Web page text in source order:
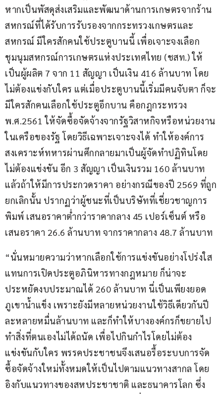
หากเป็นพัสดุส่งเสริมและพัฒนาด้านการเกษตรจากร้าน
สหกรณ์ที่ได้รับการรับรองจากกระทรวงเกษตรและ
สหกรณ์ มีใครสักคนใช้ประตูบานนี้ เพื่อเจาะจงเลือก
ชุมนุมสหกรณ์การเกษตรแห่งประเทศไทย (ชสท.) ให้
เป็นผู้ผลิต 7 จาก 11 สัญญา เป็นเงิน 416 ล้านบาท โดย
ไม่ต้องแข่งกับใคร แต่เมื่อประตูบานนี้เริ่มมีคนจับตา ก็จะ
มีใครสักคนเลือกใช้ประตูอีกบาน คือกฎกระทรวง
พ.ศ.2561 ให้จัดซื้อจัดจ้างจากรัฐวิสาหกิจหรือหน่วยงาน
ในเครือของรัฐ โดยวิธีเฉพาะเจาะจงได้ ทำให้องค์การ
สงเคราะห์ทหารผ่านศึกกลายมาเป็นผู้จัดทำปฏิทินโดย
ไม่ต้องแข่งขัน อีก 3 สัญญา เป็นเงินรวม 160 ล้านบาท
แล้วถ้าให้มีการประกวดราคา อย่างกรณีของปี 2569 ที่ถูก
ยกเลิกนั้น ปรากฏว่าผู้ชนะที่เป็นบริษัทที่เชี่ยวชาญการ
พิมพ์ เสนอราคาต่ำกว่าราคากลาง 45 เปอร์เซ็นต์ หรือ
เสนอราคา 26.6 ล้านบาท จากราคากลาง 48.7 ล้านบาท
“นั่นหมายความว่าหากเลือกใช้การแข่งขันอย่างโปร่งใส
แทนการเปิดประตูอภินิหารทางกฎหมาย ก็น่าจะ
ประหยัดงบประมาณได้ 260 ล้านบาท นี่เป็นเพียงยอด
ภูเขาน้ำแข็ง เพราะยังมีหลายหน่วยงานใช้วิธีเดียวกันปี
ละหลายหมื่นล้านบาท และก็ทำให้บางองค์กรก็ขยายไป
ทำสิ่งที่ตนเองไม่ได้ถนัด เพื่อไปกินกำไรโดยไม่ต้อง
แข่งขันกับใคร พรรคประชาชนจึงเสนอรื้อระบบการจัด
ซื้อจัดจ้างใหม่ทั้งหมดให้เป็นไปตามแนวทางสากล โดย
อิงกับแนวทางของสหประชาชาติ และธนาคารโลก ซึ่ง